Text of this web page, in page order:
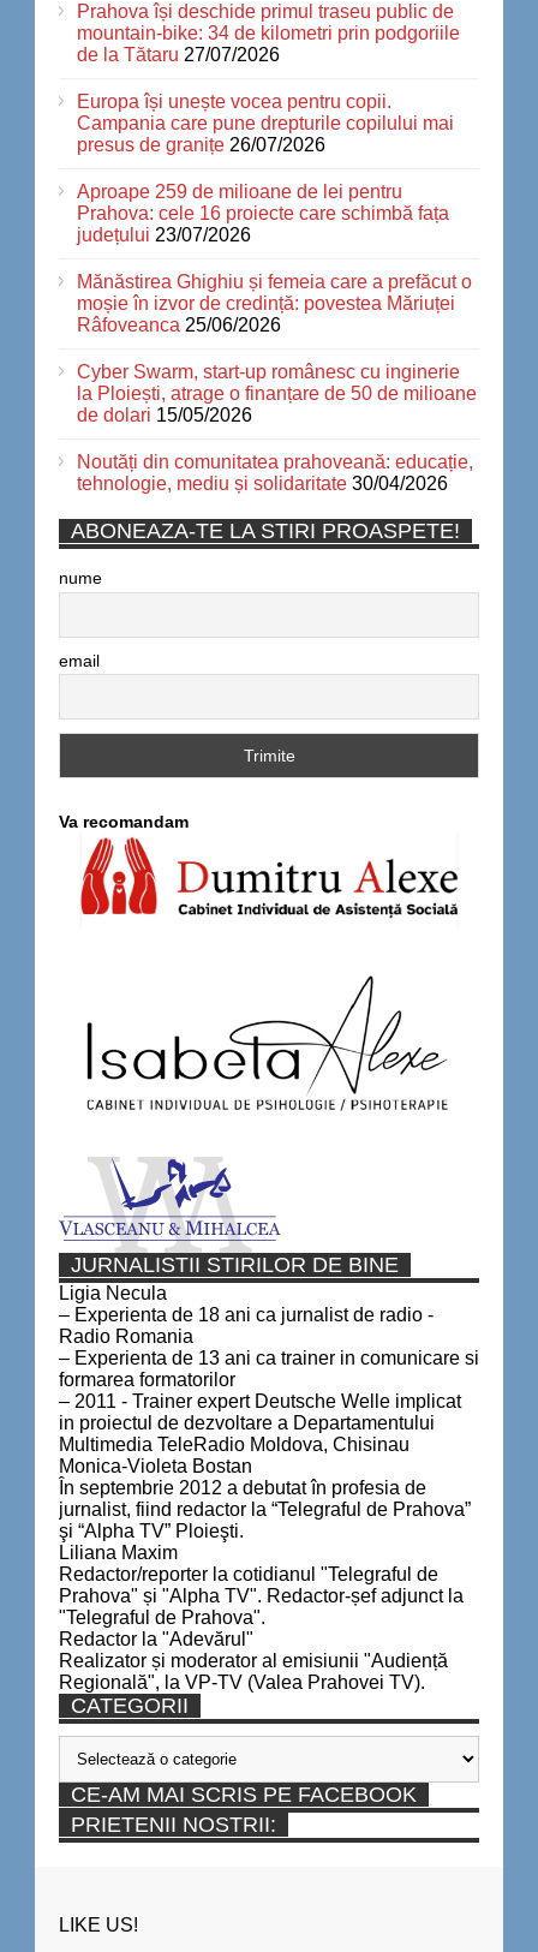
Prahova își deschide primul traseu public de
mountain-bike: 34 de kilometri prin podgoriile
de la Tătaru 27/07/2026
Europa își unește vocea pentru copii.
Campania care pune drepturile copilului mai
presus de granițe 26/07/2026
Aproape 259 de milioane de lei pentru
Prahova: cele 16 proiecte care schimbă fața
județului 23/07/2026
Mănăstirea Ghighiu și femeia care a prefăcut o
moșie în izvor de credință: povestea Măriuței
Râfoveanca 25/06/2026
Cyber Swarm, start-up românesc cu inginerie
la Ploiești, atrage o finanțare de 50 de milioane
de dolari 15/05/2026
Noutăți din comunitatea prahoveană: educație,
tehnologie, mediu și solidaritate 30/04/2026
ABONEAZA-TE LA STIRI PROASPETE!
nume
email
Va recomandam
JURNALISTII STIRILOR DE BINE
Ligia Necula
– Experienta de 18 ani ca jurnalist de radio -
Radio Romania
– Experienta de 13 ani ca trainer in comunicare si
formarea formatorilor
– 2011 - Trainer expert Deutsche Welle implicat
in proiectul de dezvoltare a Departamentului
Multimedia TeleRadio Moldova, Chisinau
Monica-Violeta Bostan
În septembrie 2012 a debutat în profesia de
jurnalist, fiind redactor la “Telegraful de Prahova”
şi “Alpha TV” Ploieşti.
Liliana Maxim
Redactor/reporter la cotidianul "Telegraful de
Prahova" și "Alpha TV". Redactor-șef adjunct la
"Telegraful de Prahova".
Redactor la "Adevărul"
Realizator și moderator al emisiunii "Audiență
Regională", la VP-TV (Valea Prahovei TV).
CATEGORII
Categorii
CE-AM MAI SCRIS PE FACEBOOK
PRIETENII NOSTRII:
LIKE US!